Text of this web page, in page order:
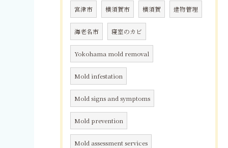
宮津市 横須賀市 横須賀 建物管理
海老名市 寝室のカビ
Yokohama mold removal
Mold infestation
Mold signs and symptoms
Mold prevention
Mold assessment services